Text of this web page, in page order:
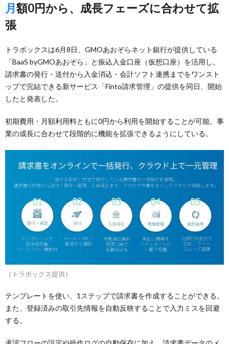
月額0円から、成長フェーズに合わせて拡
張
トラボックスは6月8日、GMOあおぞらネット銀行が提供している
「BaaS byGMOあおぞら」と振込入金口座（仮想口座）を活用し、
請求書の発行・送付から入金消込・会計ソフト連携までをワンスト
ップで完結できる新サービス「Finto請求管理」の提供を同日、開始
したと発表した。
初期費用・月額利用料ともに0円から利用を開始することが可能。事
業の成長に合わせて段階的に機能を拡張できるようにしている。
（トラボックス提供）
テンプレートを使い、1ステップで請求書を作成することができる。
また、登録済みの取引先情報を自動反映することで入力ミスを回避
する。